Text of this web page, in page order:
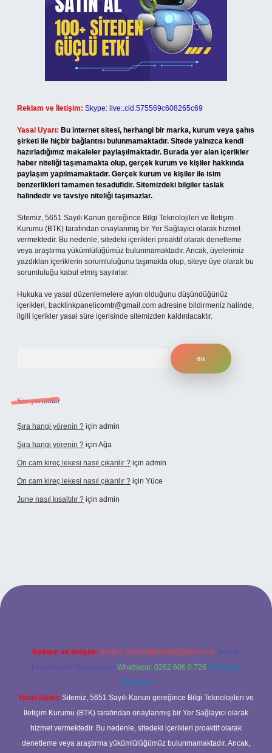
Reklam ve İletişim: Skype: live:.cid.575569c608265c69
Yasal Uyarı: Bu internet sitesi, herhangi bir marka, kurum veya şahıs
şirketi ile hiçbir bağlantısı bulunmamaktadır. Sitede yalnızca kendi
hazırladığımız makaleler paylaşılmaktadır. Burada yer alan içerikler
haber niteliği taşımamakta olup, gerçek kurum ve kişiler hakkında
paylaşım yapılmamaktadır. Gerçek kurum ve kişiler ile isim
benzerlikleri tamamen tesadüfidir. Sitemizdeki bilgiler taslak
halindedir ve tavsiye niteliği taşımazlar.
Sitemiz, 5651 Sayılı Kanun gereğince Bilgi Teknolojileri ve İletişim
Kurumu (BTK) tarafından onaylanmış bir Yer Sağlayıcı olarak hizmet
vermektedir. Bu nedenle, sitedeki içerikleri proaktif olarak denetleme
veya araştırma yükümlülüğümüz bulunmamaktadır. Ancak, üyelerimiz
yazdıkları içeriklerin sorumluluğunu taşımakta olup, siteye üye olarak bu
sorumluluğu kabul etmiş sayılırlar.
Hukuka ve yasal düzenlemelere aykırı olduğunu düşündüğünüz
içerikleri, backlinkpanelicomtr@gmail.com adresine bildirmeniz halinde,
ilgili içerikler yasal süre içerisinde sitemizden kaldırılacaktır.
Son yorumlar
Şıra hangi yörenin ? için admin
Şıra hangi yörenin ? için Ağa
Ön cam kireç lekesi nasıl çıkarılır ? için admin
Ön cam kireç lekesi nasıl çıkarılır ? için Yüce
June nasıl kısaltılır ? için admin
giriş
Reklam ve İletişim: E-mail: backlinkpaneli@gmail.com Teams:
forumhizmeti@gmail.com Whatsapp: 0262 606 0 726 Telegram:
@karabul
Yasal Uyarı: Sitemiz, 5651 Sayılı Kanun gereğince Bilgi Teknolojileri ve
İletişim Kurumu (BTK) tarafından onaylanmış bir Yer Sağlayıcı olarak
hizmet vermektedir. Bu nedenle, sitedeki içerikleri proaktif olarak
denetleme veya araştırma yükümlülüğümüz bulunmamaktadır. Ancak,